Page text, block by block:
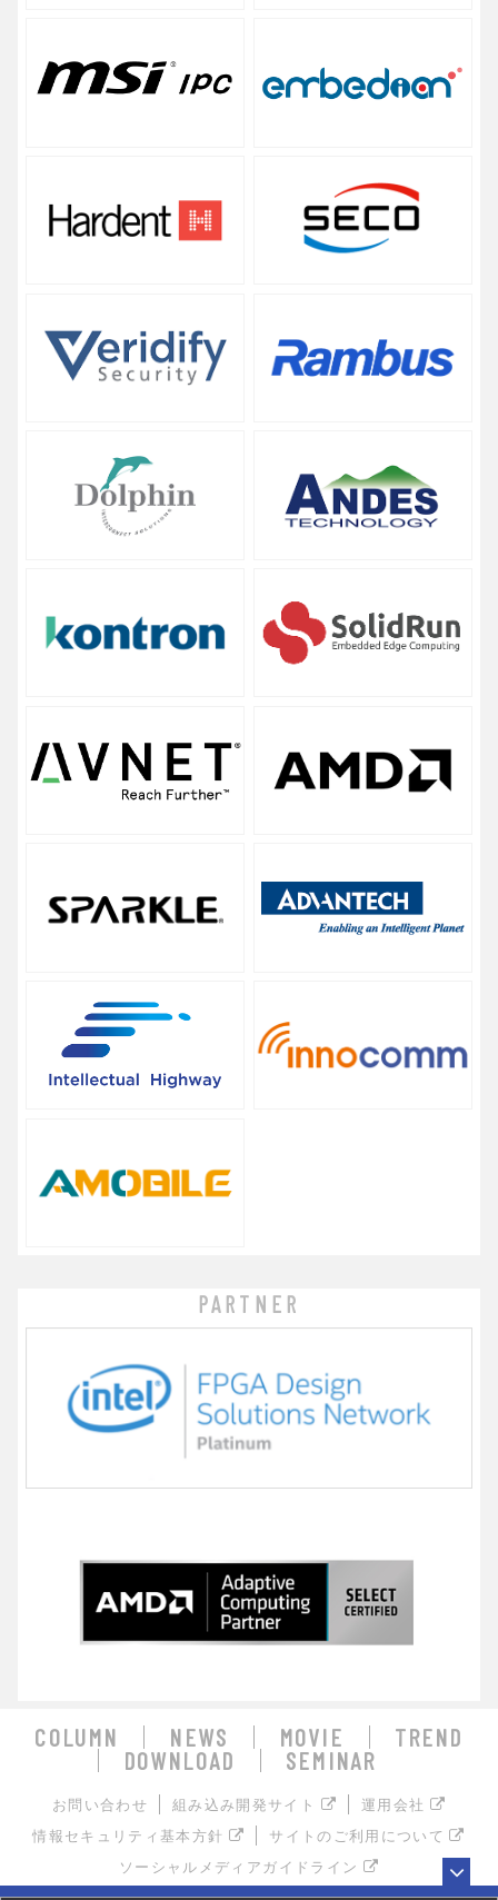
PARTNER
COLUMN NEWS MOVIE
TREND
DOWNLOAD
SEMINAR
お問い合わせ 組み込み開発サイト
運用会社
情報セキュリティ基本方針
サイトのご利用について
ソーシャルメディアガイドライン